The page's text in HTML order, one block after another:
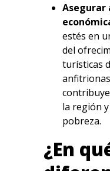
Asegurar
estés en
del
turísticas
la región
pobreza.
¿En